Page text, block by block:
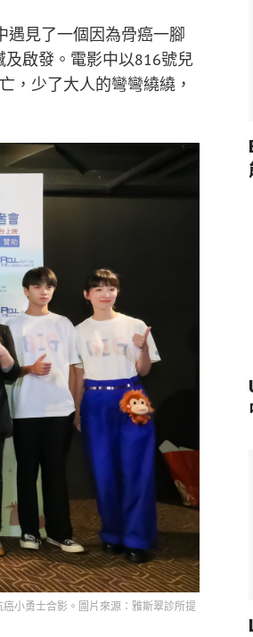
遇見了一個因為骨癌一腳
啟發。電影中以816號兒
，少了大人的彎彎繞繞，
小勇士合影。圖片來源：雅斯翠診所提